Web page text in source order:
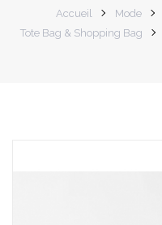
Accueil Mode
Tote Bag & Shopping Bag